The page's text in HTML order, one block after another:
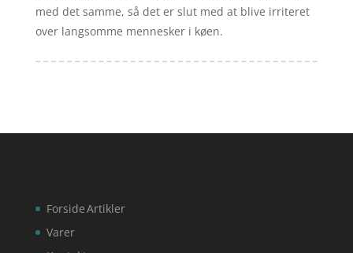
med det samme, så det er slut med at blive irriteret
over langsomme mennesker i køen.
Forside
Varer
Artikler